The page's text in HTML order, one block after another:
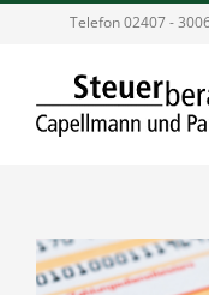
Telefon 02407 -